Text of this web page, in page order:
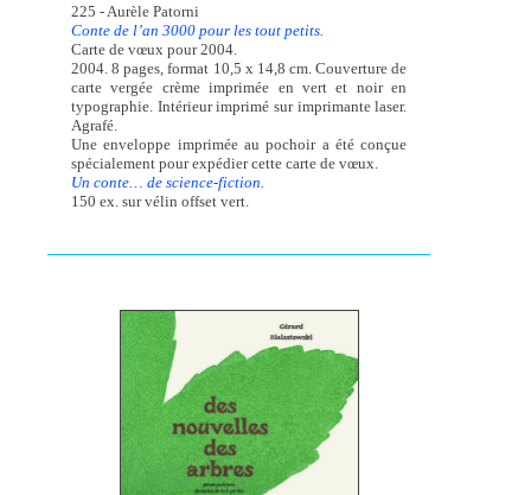
225 - Aurèle Patorni
Conte de l’an 3000 pour les tout petits.
Carte de vœux pour 2004.
2004. 8 pages, format 10,5 x 14,8 cm. Couverture de
carte vergée crème imprimée en vert et noir en
typographie. Intérieur imprimé sur imprimante laser.
Agrafé.
Une enveloppe imprimée au pochoir a été conçue
spécialement pour expédier cette carte de vœux.
Un conte… de science-fiction.
150 ex. sur vélin offset vert.